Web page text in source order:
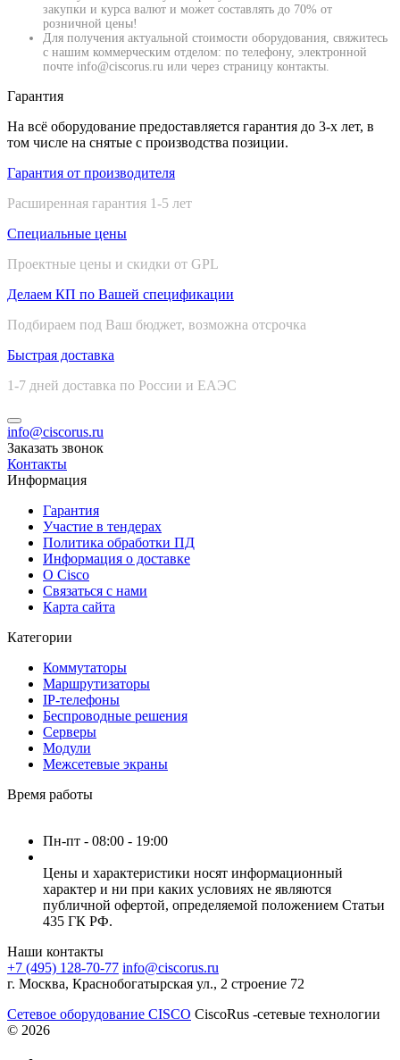
закупки и курса валют и может составлять до 70% от
розничной цены!
Для получения актуальной стоимости оборудования, свяжитесь
с нашим коммерческим отделом: по телефону, электронной
почте info@ciscorus.ru или через страницу контакты.
Гарантия
На всё оборудование предоставляется гарантия до 3-х лет, в
том числе на снятые с производства позиции.
Гарантия от производителя
Расширенная гарантия 1-5 лет
Специальные цены
Проектные цены и скидки от GPL
Делаем КП по Вашей спецификации
Подбираем под Ваш бюджет, возможна отсрочка
Быстрая доставка
1-7 дней доставка по России и ЕАЭС
info@ciscorus.ru
Заказать звонок
Контакты
Информация
Гарантия
Участие в тендерах
Политика обработки ПД
Информация о доставке
О Cisco
Связаться с нами
Карта сайта
Категории
Коммутаторы
Маршрутизаторы
IP-телефоны
Беспроводные решения
Серверы
Модули
Межсетевые экраны
Время работы
Пн-пт - 08:00 - 19:00
Цены и характеристики носят информационный
характер и ни при каких условиях не являются
публичной офертой, определяемой положением Статьи
435 ГК РФ.
Наши контакты
+7 (495) 128-70-77 info@ciscorus.ru
г. Москва, Краснобогатырская ул., 2 строение 72
Сетевое оборудование CISCO CiscoRus -сетевые технологии
© 2026